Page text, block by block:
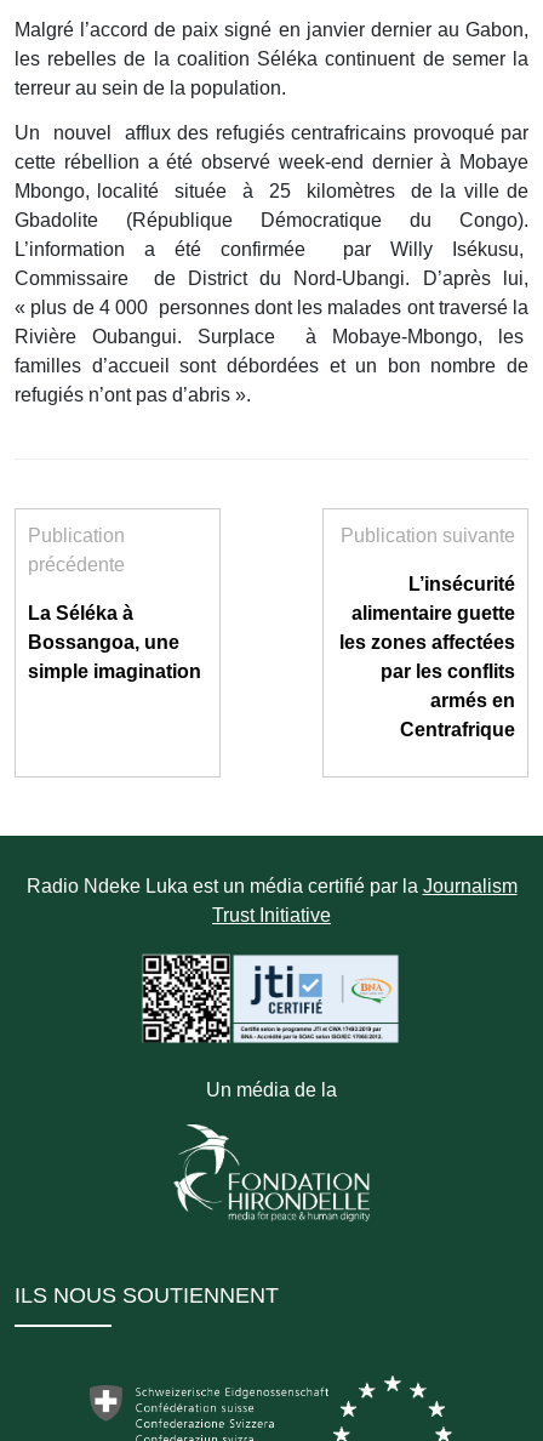
Malgré l’accord de paix signé en janvier dernier au Gabon,
les rebelles de la coalition Séléka continuent de semer la
terreur au sein de la population.
Un nouvel afflux des refugiés centrafricains provoqué par
cette rébellion a été observé week-end dernier à Mobaye
Mbongo, localité située à 25 kilomètres de la ville de
Gbadolite (République Démocratique du Congo).
L’information a été confirmée par Willy Isékusu,
Commissaire de District du Nord-Ubangi. D’après lui,
« plus de 4 000 personnes dont les malades ont traversé la
Rivière Oubangui. Surplace à Mobaye-Mbongo, les
familles d’accueil sont débordées et un bon nombre de
refugiés n’ont pas d’abris ».
Publication
précédente
La Séléka à
Bossangoa, une
simple imagination
Publication suivante
L’insécurité
alimentaire guette
les zones affectées
par les conflits
armés en
Centrafrique
Radio Ndeke Luka est un média certifié par la Journalism
Trust Initiative
Un média de la
ILS NOUS SOUTIENNENT